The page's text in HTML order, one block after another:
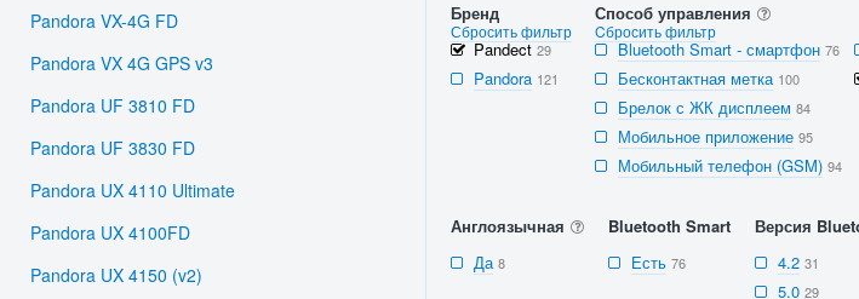
Бренд
Сбросить фильтр
Pandect29
Pandora 121
Способ управления
Cбросить фильтр
Bluetooth Smart - смартфон 76
Бесконтактная метка 100
Брелок с ЖК дисплеем 84
Мобильное приложение 95
Мобильный телефон (GSM) 94
Англоязычная
Да 8
Bluetooth Smart
Есть 76
Версия
4.2 31
5.0 29
Pandora VX-4G FD
Pandora VX 4G GPS v3
Pandora UF 3810 FD
Pandora UF 3830 FD
Pandora UX 4110 Ultimate
Pandora UX 4100FD
Pandora UX 4150 (v2)